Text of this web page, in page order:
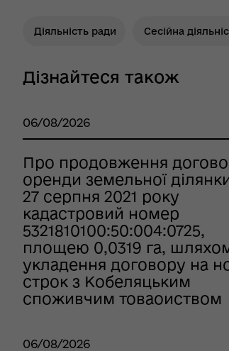
Діяльність ради Сесійна
Дізнайтеся також
06/08/2026
Про продовження
оренди земельної
27 серпня 2021 року
кадастровий номер
5321810100:50:004:0725,
площею 0,0319 га,
укладення договору на
строк з Кобеляцьким
споживчим товаоиством
06/08/2026